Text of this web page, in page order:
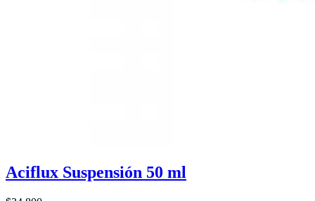
Aciflux Suspensión 50 ml